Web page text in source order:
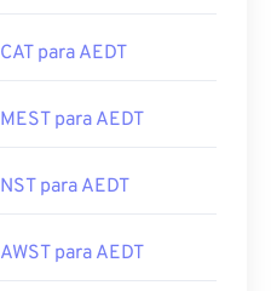
CAT para AEDT
MEST para AEDT
NST para AEDT
AWST para AEDT